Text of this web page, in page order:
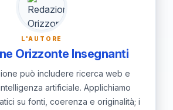
L'AUTORE
Orizzonte Insegnanti
può includere ricerca web e
artificiale. Applichiamo
su fonti, coerenza e originalità; i